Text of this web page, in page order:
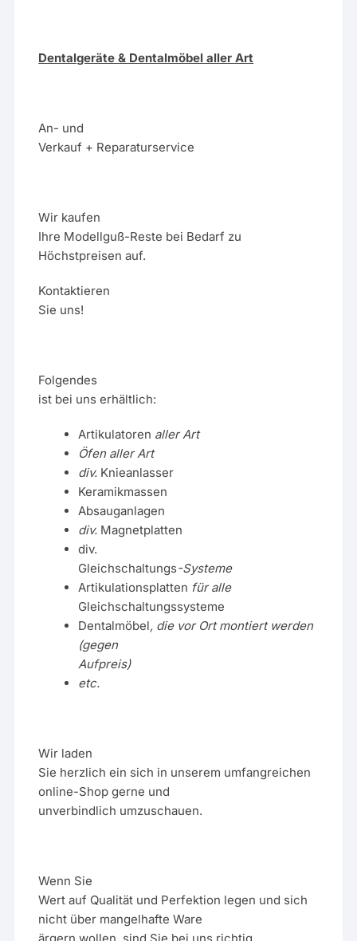
Dentalgeräte & Dentalmöbel aller Art
An- und
Verkauf + Reparaturservice
Wir kaufen
Ihre Modellguß-Reste bei Bedarf zu
Höchstpreisen auf.
Kontaktieren
Sie uns!
Folgendes
ist bei uns erhältlich:
Artikulatoren aller Art
Öfen aller Art
div. Knieanlasser
Keramikmassen
Absauganlagen
div. Magnetplatten
div.
Gleichschaltungs-Systeme
Artikulationsplatten für alle
Gleichschaltungssysteme
Dentalmöbel, die vor Ort montiert werden
(gegen
Aufpreis)
etc.
Wir laden
Sie herzlich ein sich in unserem umfangreichen
online-Shop gerne und
unverbindlich umzuschauen.
Wenn Sie
Wert auf Qualität und Perfektion legen und sich
nicht über mangelhafte Ware
ärgern wollen, sind Sie bei uns richtig.